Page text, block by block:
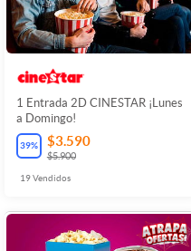
1 Entrada 2D CINESTAR ¡Lunes
a Domingo!
39% $3.590
$5.900
19Vendidos